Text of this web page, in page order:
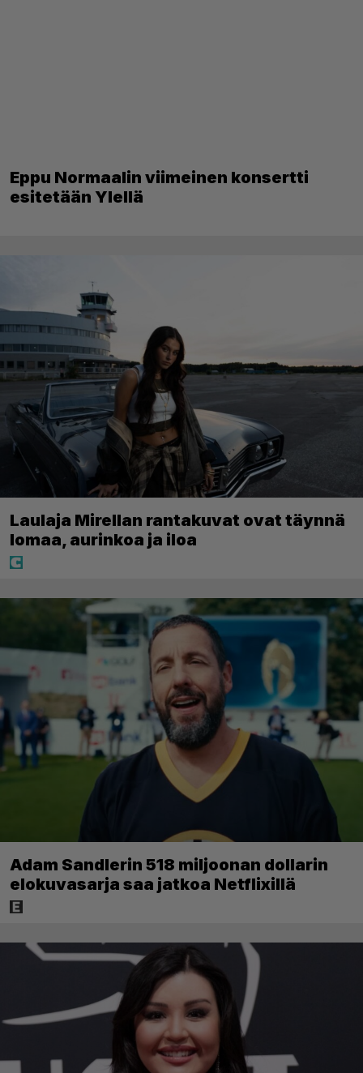
Eppu Normaalin viimeinen konsertti
esitetään Ylellä
Laulaja Mirellan rantakuvat ovat täynnä
lomaa, aurinkoa ja iloa
Adam Sandlerin 518 miljoonan dollarin
elokuvasarja saa jatkoa Netflixillä